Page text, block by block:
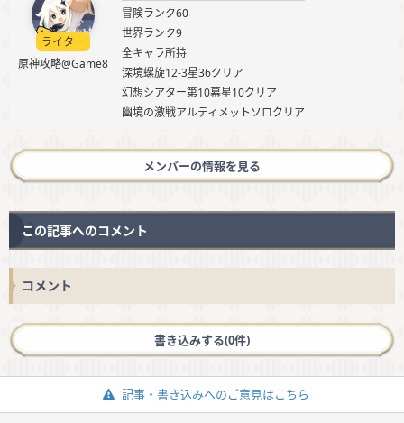
ライター
原神攻略@Game8
冒険ランク60
世界ランク9
全キャラ所持
深境螺旋12-3星36クリア
幻想シアター第10幕星10クリア
幽境の激戦アルティメットソロクリア
メンバーの情報を見る
この記事へのコメント
コメント
書き込みする(0件)
記事・書き込みへのご意見はこちら